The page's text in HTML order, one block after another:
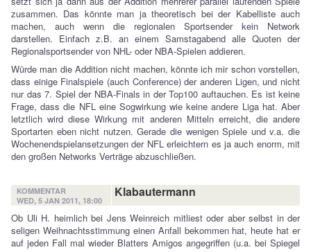
zusammen. Das könnte man ja theoretisch bei der Kabelliste auch
machen, auch wenn die regionalen Sportsender kein Network
darstellen. Einfach z.B. an einem Samstagabend alle Quoten der
Regionalsportsender von NHL- oder NBA-Spielen addieren.
Würde man die Addition nicht machen, könnte ich mir schon vorstellen,
dass einige Finalspiele (auch Conference) der anderen Ligen, und nicht
nur das 7. Spiel der NBA-Finals in der Top100 auftauchen. Es ist keine
Frage, dass die NFL eine Sogwirkung wie keine andere Liga hat. Aber
letztlich wird diese Wirkung mit anderen Mitteln erreicht, die andere
Sportarten eben nicht nutzen. Gerade die wenigen Spiele und v.a. die
Wochenendspielansetzungen der NFL erleichtern es ja auch enorm, mit
den großen Networks Verträge abzuschließen.
KOMMENTAR
WED, 5 JAN 2011, 18:00
Klabautermann
Ob Uli H. heimlich bei Jens Weinreich mitliest oder aber selbst in der
seligen Weihnachtsstimmung einen Anfall bekommen hat, heute hat er
auf jeden Fall mal wieder Blatters Amigos angegriffen (u.a. bei Spiegel